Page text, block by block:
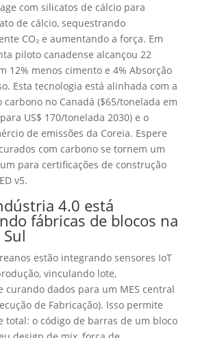
com silicatos de cálcio para
de cálcio, sequestrando
CO₂ e aumentando a força. Em
piloto canadense alcançou 22
12% menos cimento e 4% Absorção
Esta tecnologia está alinhada com a
carbono no Canadá ($65/tonelada em
US$ 170/tonelada 2030) e o
de emissões da Coreia. Espere
com carbono se tornem um
para certificações de construção
v5.
4.0 está
fábricas de blocos na
estão integrando sensores IoT
vinculando lote,
curando dados para um MES central
de Fabricação). Isso permite
total: o código de barras de um bloco